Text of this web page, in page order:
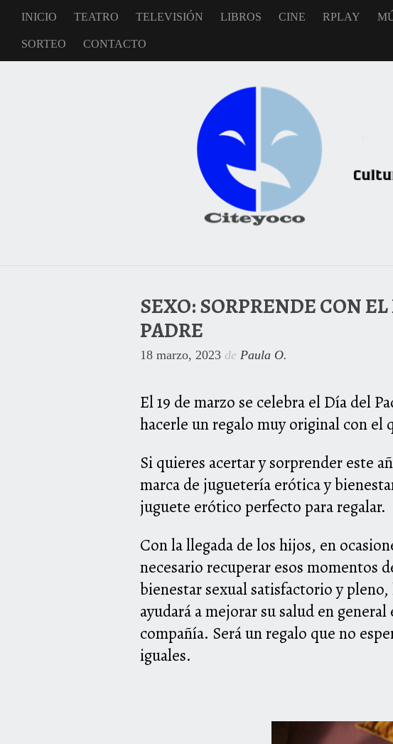
INICIO TEATRO TELEVISIÓN LIBROS CINE RPLAY
SORTEO CONTACTO
SEXO: SORPRENDE CON
PADRE
18 marzo, 2023 de Paula O.
El 19 de marzo se celebra el Día del
hacerle un regalo muy original con el
Si quieres acertar y sorprender este
marca de juguetería erótica y
juguete erótico perfecto para regalar.
Con la llegada de los hijos, en
necesario recuperar esos momentos
bienestar sexual satisfactorio y
ayudará a mejorar su salud en
compañía. Será un regalo que no
iguales.